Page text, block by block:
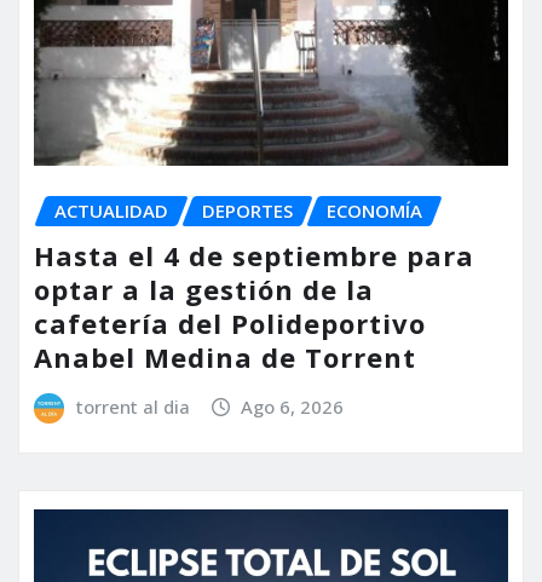
ACTUALIDAD DEPORTES ECONOMÍA
Hasta el 4 de septiembre para
optar a la gestión de la
cafetería del Polideportivo
Anabel Medina de Torrent
torrent al dia Ago 6, 2026